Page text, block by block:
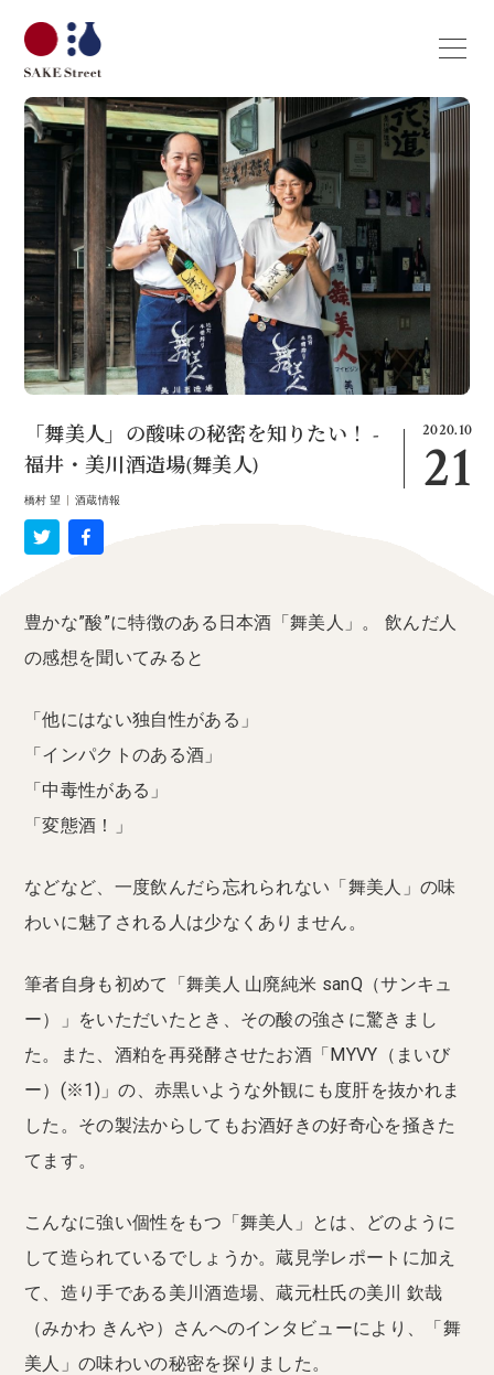
2020.10
21
「舞美人」の酸味の秘密を知りたい！ -
福井・美川酒造場(舞美人)
橋村 望 酒蔵情報
豊かな”酸”に特徴のある日本酒「舞美人」。 飲んだ人
の感想を聞いてみると
「他にはない独自性がある」
「インパクトのある酒」
「中毒性がある」
「変態酒！」
などなど、一度飲んだら忘れられない「舞美人」の味
わいに魅了される人は少なくありません。
筆者自身も初めて「舞美人 山廃純米 sanQ（サンキュ
ー）」をいただいたとき、その酸の強さに驚きまし
た。また、酒粕を再発酵させたお酒「MYVY（まいび
ー）(※1)」の、赤黒いような外観にも度肝を抜かれま
した。その製法からしてもお酒好きの好奇心を掻きた
てます。
こんなに強い個性をもつ「舞美人」とは、どのように
して造られているでしょうか。蔵見学レポートに加え
て、造り手である美川酒造場、蔵元杜氏の美川 欽哉
（みかわ きんや）さんへのインタビューにより、「舞
美人」の味わいの秘密を探りました。